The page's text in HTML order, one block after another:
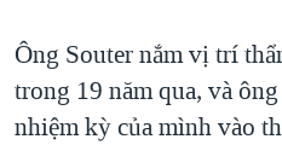
Ông Souter nắm vị trí
trong 19 năm qua, và
nhiệm kỳ của mình vào